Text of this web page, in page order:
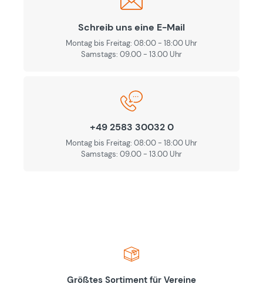
Schreib uns eine E-Mail
Montag bis Freitag: 08:00 - 18:00 Uhr
Samstags: 09.00 - 13.00 Uhr
+49 2583 30032 0
Montag bis Freitag: 08:00 - 18:00 Uhr
Samstags: 09.00 - 13.00 Uhr
Größtes Sortiment für Vereine